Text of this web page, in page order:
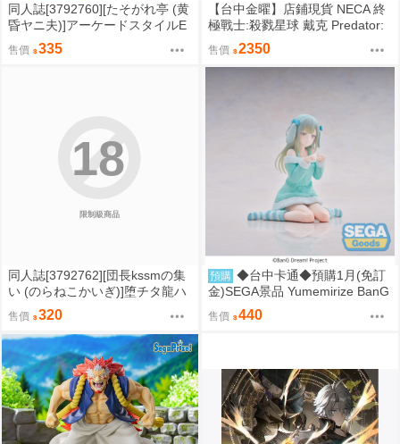
同人誌[3792760][たそがれ亭 (黄
昏ヤニ夫)]アーケードスタイルE
X Vol.3 (電玩)
售價 335
【台中金曜】店鋪現貨 NECA 終
極戰士:殺戮星球 戴克 Predator:
Badlands Dek 7吋可動人偶
售價 2350
限制級商品
18
同人誌[3792762][団長kssmの集
い (のらねこかいぎ)]堕チタ龍ハ
異形ヲ孕ミテ (蔚藍檔案)
售價 320
預購 ◆台中卡通◆預購1月(免訂
金)SEGA景品 Yumemirize BanG
Dream Ave Mujica 若葉睦
售價 440